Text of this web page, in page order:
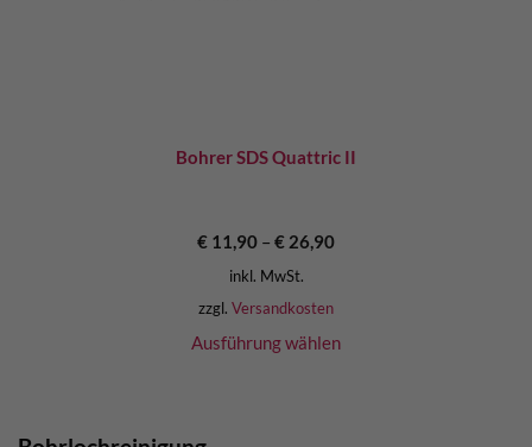
Bohrer SDS Quattric II
€ 11,90 – € 26,90
inkl. MwSt.
zzgl. Versandkosten
Ausführung wählen